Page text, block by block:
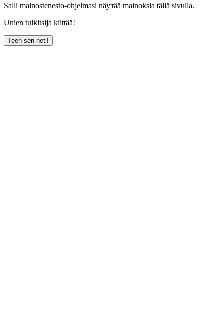
Salli mainostenesto-ohjelmasi näyttää mainoksia tällä sivulla.
Unien tulkitsija kiittää!
Teen sen heti!